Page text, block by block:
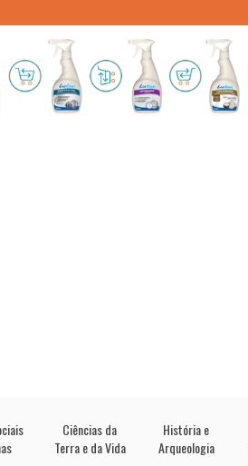
Ciências da
Terra e da Vida
História e
Arqueologia